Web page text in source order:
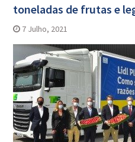
toneladas de frutas e
7 Julho, 2021